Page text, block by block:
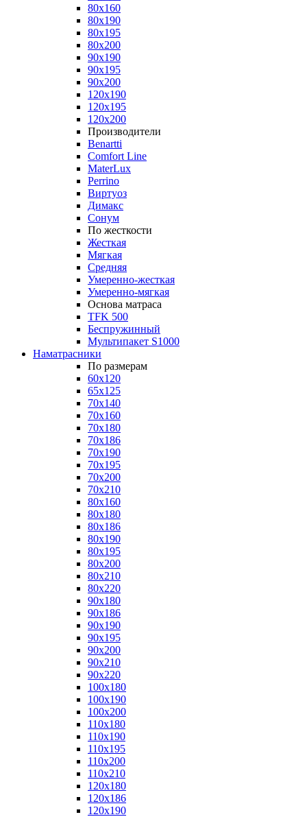
80x160
80x190
80x195
80x200
90x190
90x195
90x200
120x190
120x195
120x200
Производители
Benartti
Comfort Line
MaterLux
Perrino
Виртуоз
Димакс
Сонум
По жесткости
Жесткая
Мягкая
Средняя
Умеренно-жесткая
Умеренно-мягкая
Основа матраса
TFK 500
Беспружинный
Мультипакет S1000
Наматрасники
По размерам
60x120
65x125
70x140
70x160
70x180
70x186
70x190
70x195
70x200
70x210
80x160
80x180
80x186
80x190
80x195
80x200
80x210
80x220
90x180
90x186
90x190
90x195
90x200
90x210
90x220
100x180
100x190
100x200
110x180
110x190
110x195
110x200
110x210
120x180
120x186
120x190